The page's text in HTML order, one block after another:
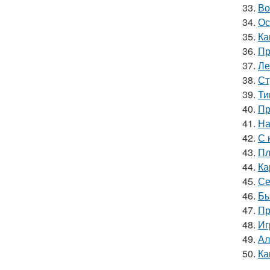
33.
34.
35.
36.
37.
38.
39.
40.
41.
42. С
43.
44.
45.
46.
47.
48.
49.
50.